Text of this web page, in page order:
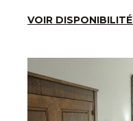
VOIR